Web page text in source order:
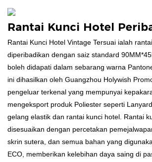
Rantai Kunci Hotel
Rantai Kunci Hotel Vintage Tersuai ialah
diperibadikan dengan saiz standard
boleh didapati dalam sebarang warna
ini dihasilkan oleh Guangzhou Holywish
pengeluar terkenal yang mempunyai
mengeksport produk Poliester seperti
gelang elastik dan rantai kunci hotel. Rantai
disesuaikan dengan percetakan
skrin sutera, dan semua bahan yang
ECO, memberikan kelebihan daya saing di